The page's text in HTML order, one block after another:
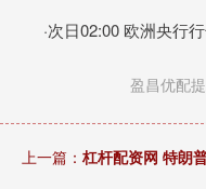
·次日02:00 欧洲央行行
盈昌优配
上一篇： 杠杆配资网 特朗